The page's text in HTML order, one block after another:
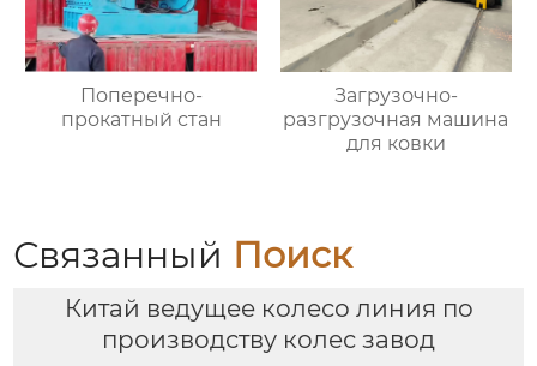
Поперечно-
прокатный стан
Загрузочно-
разгрузочная машина
для ковки
Связанный Поиск
Китай ведущее колесо линия по
производству колес завод